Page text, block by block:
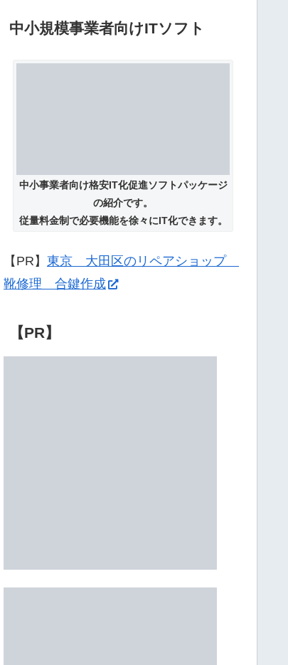
中小規模事業者向けITソフト
中小事業者向け格安IT化促進ソフトパッケージ
の紹介です。
従量料金制で必要機能を徐々にIT化できます。
【PR】 東京 大田区のリペアショップ
靴修理 合鍵作成
【PR】